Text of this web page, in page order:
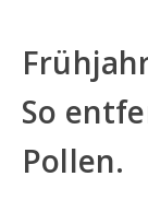
So
Pollen.